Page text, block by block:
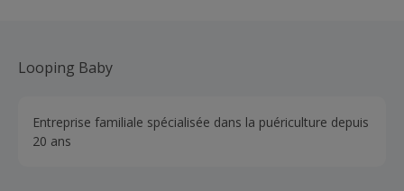
Looping Baby
Entreprise familiale spécialisée dans la puériculture depuis
20 ans